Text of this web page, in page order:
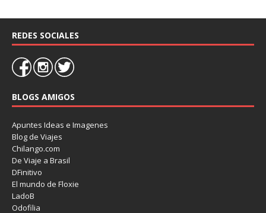
REDES SOCIALES
BLOGS AMIGOS
Apuntes Ideas e Imagenes
Blog de Viajes
Chilango.com
De Viaje a Brasil
DFinitivo
El mundo de Floxie
LadoB
Odofilia